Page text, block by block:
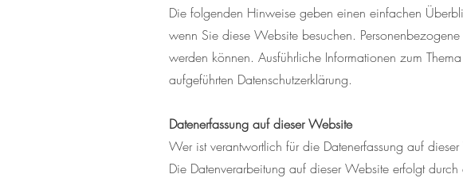
Die folgenden Hinweise geben einen einfachen
wenn Sie diese Website besuchen.
werden können. Ausführliche Informationen zum
aufgeführten Datenschutzerklärung.
Datenerfassung auf dieser Website
Wer ist verantwortlich für die Datenerfassung auf
Die Datenverarbeitung auf dieser Website erfolgt